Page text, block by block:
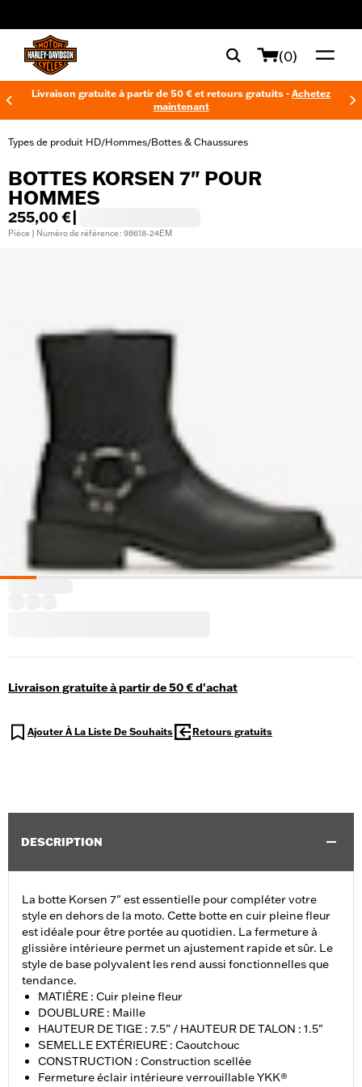
(0)
Livraison gratuite à partir de 50 € et retours gratuits - Achetez
maintenant
Types de produit HD/Hommes/Bottes & Chaussures
BOTTES KORSEN 7" POUR
HOMMES
255,00 €
Pièce | Numéro de référence : 98618-24EM
Livraison gratuite à partir de 50 € d'achat
Ajouter À La Liste De Souhaits Retours gratuits
DESCRIPTION
La botte Korsen 7" est essentielle pour compléter votre
style en dehors de la moto. Cette botte en cuir pleine fleur
est idéale pour être portée au quotidien. La fermeture à
glissière intérieure permet un ajustement rapide et sûr. Le
style de base polyvalent les rend aussi fonctionnelles que
tendance.
MATIÈRE : Cuir pleine fleur
DOUBLURE : Maille
HAUTEUR DE TIGE : 7.5” / HAUTEUR DE TALON : 1.5"
SEMELLE EXTÉRIEURE : Caoutchouc
CONSTRUCTION : Construction scellée
Fermeture éclair intérieure verrouillable YKK®